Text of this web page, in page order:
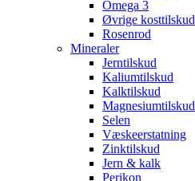
Omega 3
Øvrige kosttilskud
Rosenrod
Mineraler
Jerntilskud
Kaliumtilskud
Kalktilskud
Magnesiumtilskud
Selen
Væskeerstatning
Zinktilskud
Jern & kalk
Perikon